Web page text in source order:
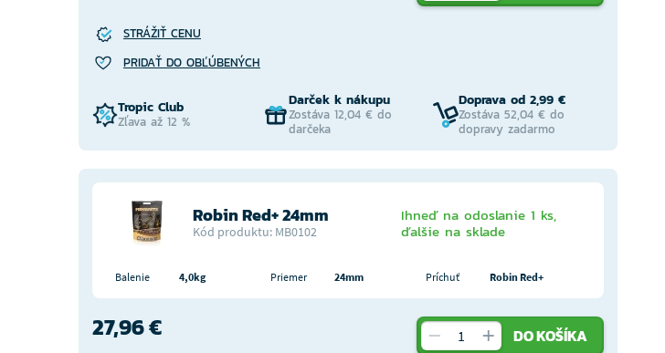
STRÁŽIŤ CENU
PRIDAŤ DO OBĽÚBENÝCH
Tropic Club
Zľava až 12 %
Darček k nákupu
Zostáva 12,04 € do
darčeka
Doprava od 2,99 €
Zostáva 52,04 € do
dopravy zadarmo
Robin Red+ 24mm
Kód produktu: MB0102
Ihneď na odoslanie 1 ks,
ďalšie na sklade
Balenie 4,0kg Priemer 24mm Príchuť Robin Red+
27,96 € DO KOŠÍKA